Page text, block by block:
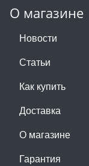
О магазине
Новости
Статьи
Как купить
Доставка
О магазине
Гарантия